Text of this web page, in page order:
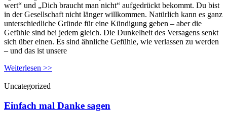
wert“ und „Dich braucht man nicht“ aufgedrückt bekommt. Du bist
in der Gesellschaft nicht länger willkommen. Natürlich kann es ganz
unterschiedliche Gründe für eine Kündigung geben – aber die
Gefühle sind bei jedem gleich. Die Dunkelheit des Versagens senkt
sich über einen. Es sind ähnliche Gefühle, wie verlassen zu werden
– und das ist unsere
Weiterlesen >>
Uncategorized
Einfach mal Danke sagen